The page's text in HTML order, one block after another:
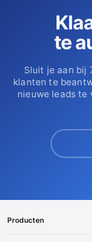
te
Sluit je aan bij
klanten te
nieuwe leads te
Producten